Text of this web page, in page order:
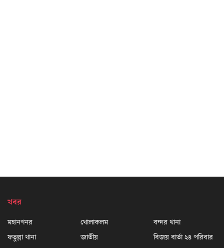
খবর
মহানগনর
ফতুল্লা থানা
খোলাকলম
জাতীয়
বন্দর থানা
বিজয় বার্তা ২৪ পরিবার